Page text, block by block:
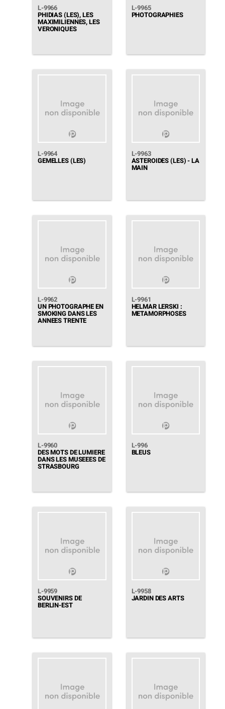
L-9966
PHIDIAS (LES), LES
MAXIMILIENNES, LES
VERONIQUES
L-9965
PHOTOGRAPHIES
L-9964
GEMELLES (LES)
L-9963
ASTEROIDES (LES) - LA
MAIN
L-9962
UN PHOTOGRAPHE EN
SMOKING DANS LES
ANNEES TRENTE
L-9961
HELMAR LERSKI :
METAMORPHOSES
L-9960
DES MOTS DE LUMIERE
DANS LES MUSEEES DE
STRASBOURG
L-996
BLEUS
L-9959
SOUVENIRS DE
BERLIN-EST
L-9958
JARDIN DES ARTS